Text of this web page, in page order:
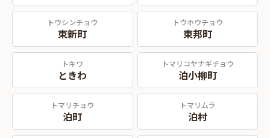
トウシンチョウ
東新町
トウホウチョウ
東邦町
トキワ
ときわ
トマリコヤナギチョウ
泊小柳町
トマリチョウ
泊町
トマリムラ
泊村